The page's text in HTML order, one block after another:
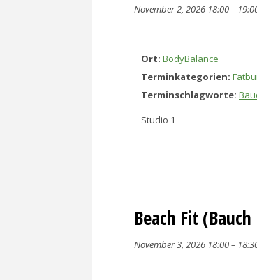
November 2, 2026 18:00–
Ort: BodyBalance
Terminkategorien:
Terminschlagworte:
Studio 1
Beach Fit
November 3, 2026 18:00–